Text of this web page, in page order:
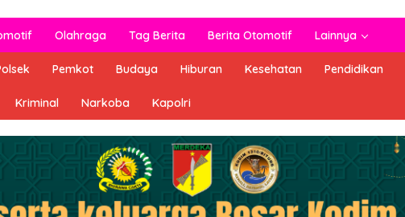
Olahraga Tag Berita Berita Otomotif Lainnya
Pemkot Budaya Hiburan Kesehatan Pendidikan
Kriminal Narkoba Kapolri